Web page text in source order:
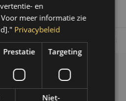
Op werkdagen voor 14.00 uur
en
meer informatie zie
Privacybeleid
Prestatie Targeting
Niet-